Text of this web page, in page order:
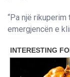
“Pa një
emergjencën e